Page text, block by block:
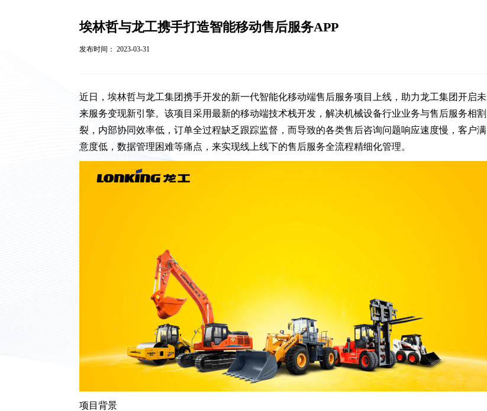
埃林哲与龙工携手打造智能移动售后服务APP
发布时间： 2023-03-31
近日，埃林哲与龙工集团携手开发的新一代智能化移动端售后服务项目上线，助力龙工集团开启未
来服务变现新引擎。该项目采用最新的移动端技术栈开发，解决机械设备行业业务与售后服务相割
裂，内部协同效率低，订单全过程缺乏跟踪监督，而导致的各类售后咨询问题响应速度慢，客户满
意度低，数据管理困难等痛点，来实现线上线下的售后服务全流程精细化管理。
项目背景